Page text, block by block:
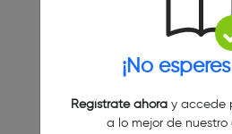
¡No
Regístrate ahoray accede
a lo mejor de nuestro